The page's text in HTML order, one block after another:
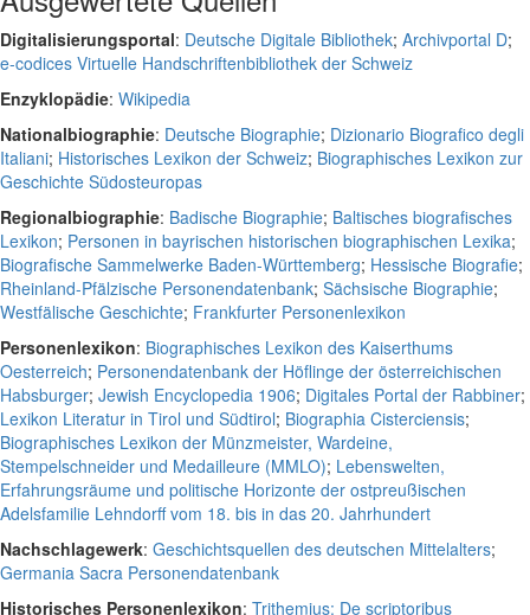
Digitalisierungsportal: Deutsche Digitale Bibliothek; Archivportal D;
e-codices Virtuelle Handschriftenbibliothek der Schweiz
Enzyklopädie: Wikipedia
Nationalbiographie: Deutsche Biographie; Dizionario Biografico degli
Italiani; Historisches Lexikon der Schweiz; Biographisches Lexikon zur
Geschichte Südosteuropas
Regionalbiographie: Badische Biographie; Baltisches biografisches
Lexikon; Personen in bayrischen historischen biographischen Lexika;
Biografische Sammelwerke Baden-Württemberg; Hessische Biografie;
Rheinland-Pfälzische Personendatenbank; Sächsische Biographie;
Westfälische Geschichte; Frankfurter Personenlexikon
Personenlexikon: Biographisches Lexikon des Kaiserthums
Oesterreich; Personendatenbank der Höflinge der österreichischen
Habsburger; Jewish Encyclopedia 1906; Digitales Portal der Rabbiner;
Lexikon Literatur in Tirol und Südtirol; Biographia Cisterciensis;
Biographisches Lexikon der Münzmeister, Wardeine,
Stempelschneider und Medailleure (MMLO); Lebenswelten,
Erfahrungsräume und politische Horizonte der ostpreußischen
Adelsfamilie Lehndorff vom 18. bis in das 20. Jahrhundert
Nachschlagewerk: Geschichtsquellen des deutschen Mittelalters;
Germania Sacra Personendatenbank
Historisches Personenlexikon: Trithemius: De scriptoribus